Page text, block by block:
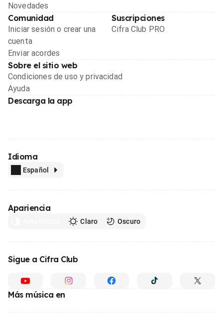
Novedades
Comunidad
Iniciar sesión o crear una
cuenta
Enviar acordes
Suscripciones
Cifra Club PRO
Sobre el sitio web
Condiciones de uso y privacidad
Ayuda
Descarga la app
Idioma
Español
Apariencia
Claro Oscuro
Sigue a Cifra Club
Más música en